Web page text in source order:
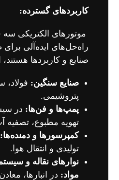
کاربردهای گسترده:
موتورهای الکتریکی سه
راه‌حل‌های ایده‌آلی
صنایع و کاربردها
صنایع سنگین: فولاد،
پتروشیمی.
پمپ‌ها و فن‌ها: در
تهویه مطبوع، تصفیه
کمپرسورها و دمنده‌ها:
تولیدی و انتقال هوا.
نوارهای نقاله و
مواد: در انبارها،